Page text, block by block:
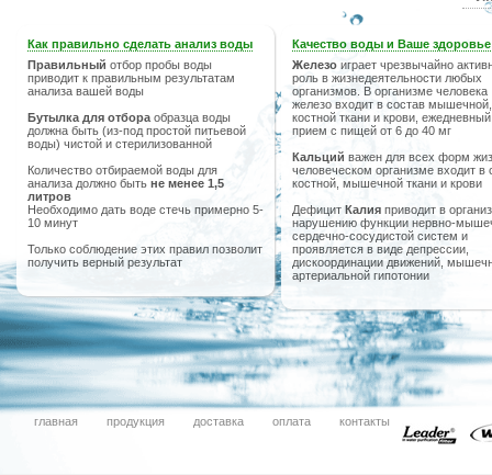
Как правильно сделать анализ воды
Правильный отбор пробы воды
приводит к правильным результатам
анализа вашей воды
Бутылка для отбора образца воды
должна быть (из-под простой питьевой
воды) чистой и стерилизованной
Количество отбираемой воды для
анализа должно быть не менее 1,5
литров
Необходимо дать воде стечь примерно 5-
10 минут
Только соблюдение этих правил позволит
получить верный результат
Качество воды и Ваше здоровье
Железо играет чрезвычайно
роль в жизнедеятельности любых
организмов. В организме человека
железо входит в состав мышечной,
костной ткани и крови, ежедневный
прием с пищей от 6 до 40 мг
Кальций важен для всех форм
человеческом организме входит в
костной, мышечной ткани и крови
Дефицит Калия приводит в
нарушению функции нервно-
сердечно-сосудистой систем и
проявляется в виде депрессии,
дискоординации движений,
артериальной гипотонии
главная продукция доставка оплата контакты